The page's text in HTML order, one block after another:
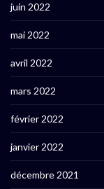
juin 2022
mai 2022
avril 2022
mars 2022
février 2022
janvier 2022
décembre 2021